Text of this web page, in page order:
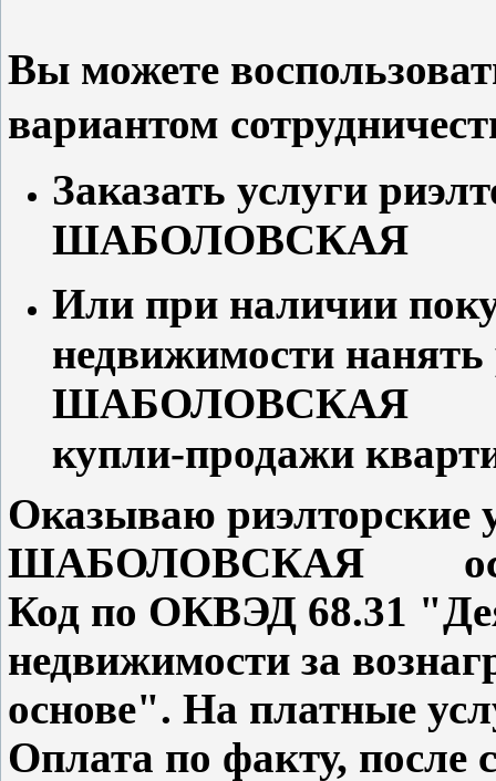
Вы можете
вариантом
Заказать услуги
ШАБОЛОВСКАЯ
Или при наличии
недвижимости
ШАБОЛОВСКАЯ для
купли-продажи
Оказываю риэлторские
ШАБОЛОВСКАЯ
Код по ОКВЭД 68.31
недвижимости за
основе". На платные
Оплата по факту, после